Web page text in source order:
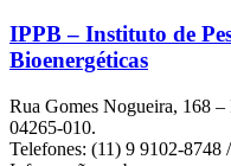
IPPB – Instituto de
Bioenergéticas
Rua Gomes Nogueira, 168
04265-010.
Telefones: (11) 9 9102-8748